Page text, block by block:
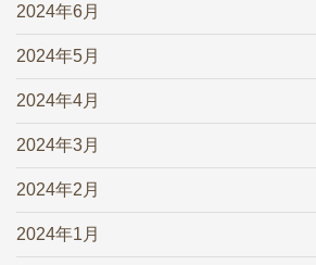
2024年6月
2024年5月
2024年4月
2024年3月
2024年2月
2024年1月